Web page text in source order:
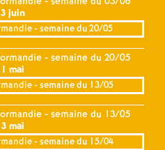
juin
- semaine du 20/05
mai
- semaine du 13/05
mai